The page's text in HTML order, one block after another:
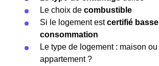
Le choix de combustible
Si le logement estcertifié basse
consommation
Le type de logement : maison ou
appartement ?